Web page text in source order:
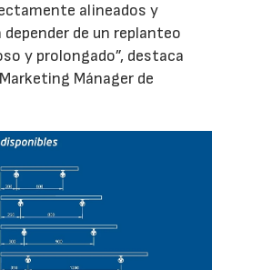
alineados y
de un replanteo
y prolongado”, destaca
Mánager de